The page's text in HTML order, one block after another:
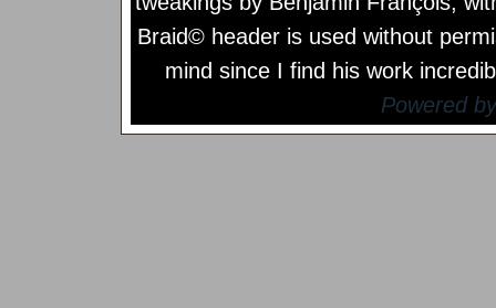
Braid© header is used without
mind since I find his work
Powered